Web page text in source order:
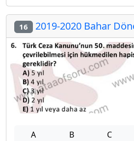
16 2019-2020 Bahar
A B C